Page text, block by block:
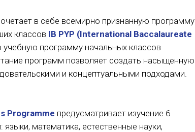
в себе всемирно признанную программу
классов IB PYP (International Baccalaureate
программу начальных классов
программ позволяет создать насыщенную
и концептуальными подходами.
Programme предусматривает изучение 6
математика, естественные науки,